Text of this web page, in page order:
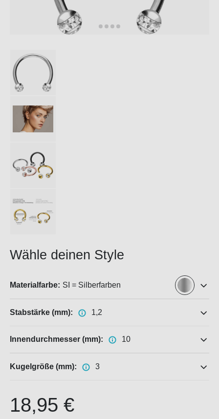
Wähle deinen Style
Materialfarbe: SI = Silberfarben
Stabstärke (mm): 1,2
Innendurchmesser (mm): 10
Kugelgröße (mm): 3
18,95 €